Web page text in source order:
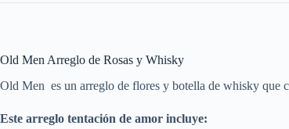
Old Men Arreglo de Rosas y Whisky
Old Men es un arreglo de flores y botella de whisky que
Este arreglo tentación de amor incluye: